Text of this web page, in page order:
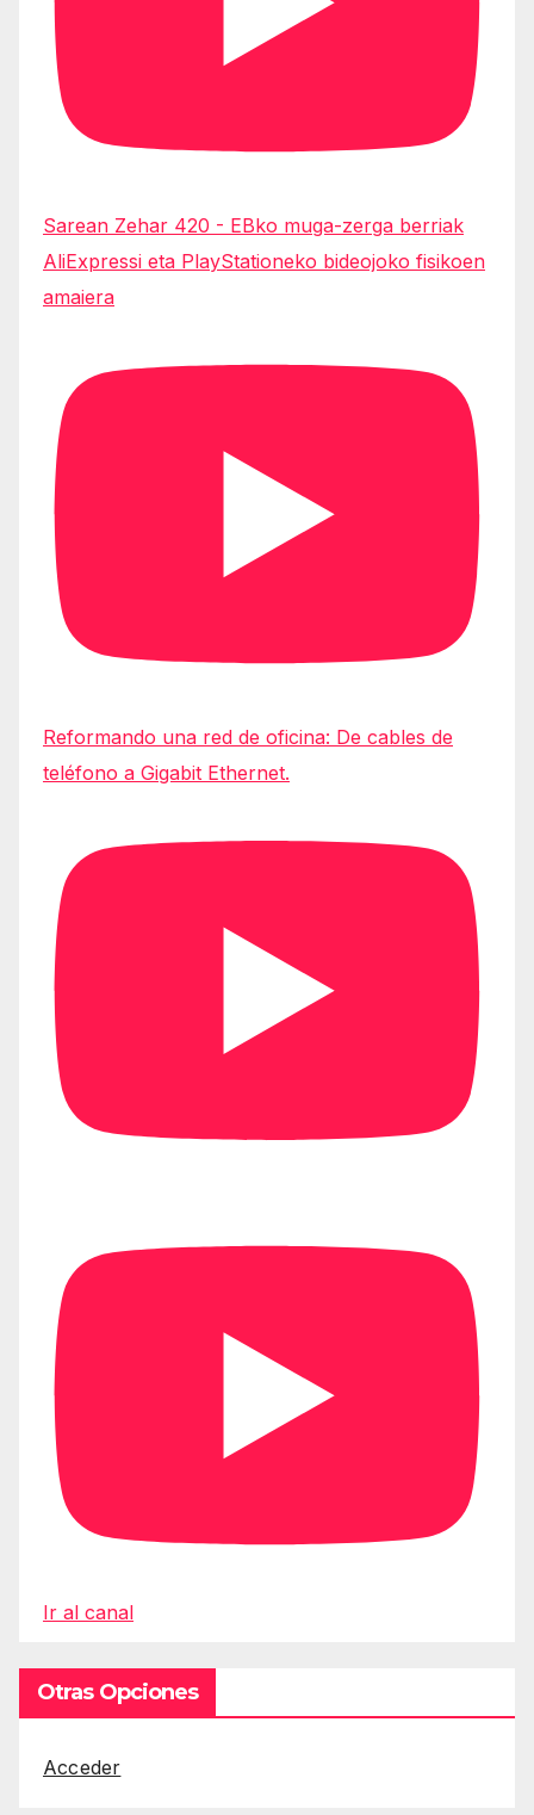
Sarean Zehar 420 - EBko muga-zerga berriak
AliExpressi eta PlayStationeko bideojoko fisikoen
amaiera
Reformando una red de oficina: De cables de
teléfono a Gigabit Ethernet.
Ir al canal
Otras Opciones
Acceder